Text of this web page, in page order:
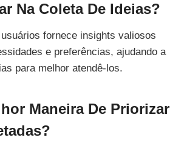
Na Coleta De Ideias?
fornece insights valiosos
e preferências, ajudando a
para melhor atendê-los.
Maneira De Priorizar